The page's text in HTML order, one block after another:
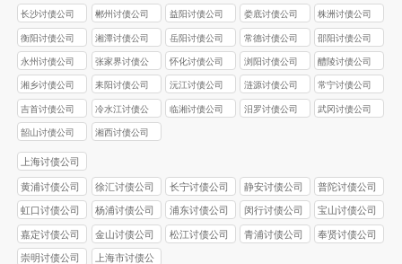
长沙讨债公司 郴州讨债公司 益阳讨债公司 娄底讨债公司 株洲讨债公司
衡阳讨债公司 湘潭讨债公司 岳阳讨债公司 常德讨债公司 邵阳讨债公司
永州讨债公司
张家界讨债公
司
怀化讨债公司 浏阳讨债公司 醴陵讨债公司
湘乡讨债公司 耒阳讨债公司 沅江讨债公司 涟源讨债公司 常宁讨债公司
吉首讨债公司
冷水江讨债公
司
临湘讨债公司 汨罗讨债公司 武冈讨债公司
韶山讨债公司 湘西讨债公司
上海讨债公司
黄浦讨债公司 徐汇讨债公司 长宁讨债公司 静安讨债公司 普陀讨债公司
虹口讨债公司 杨浦讨债公司 浦东讨债公司 闵行讨债公司 宝山讨债公司
嘉定讨债公司 金山讨债公司 松江讨债公司 青浦讨债公司 奉贤讨债公司
崇明讨债公司
上海市讨债公